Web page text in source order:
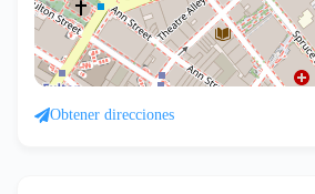
Obtener direcciones